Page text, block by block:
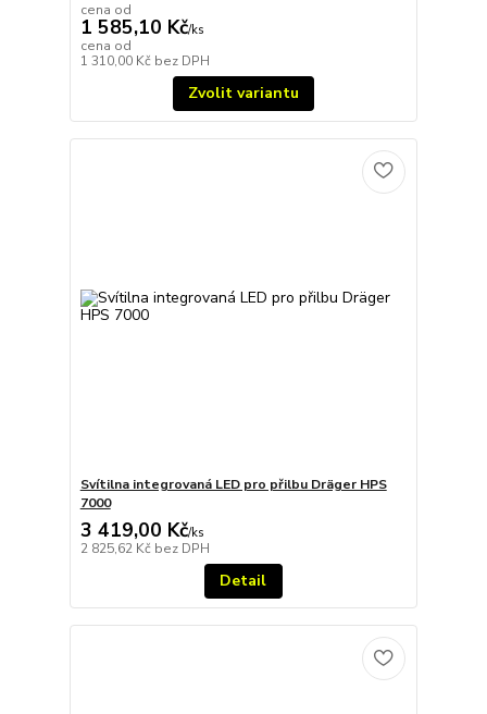
cena od
1 585,10 Kč/ks
cena od
1 310,00 Kč bez DPH
Zvolit variantu
Svítilna integrovaná LED pro přilbu Dräger HPS
7000
3 419,00 Kč/ks
2 825,62 Kč bez DPH
Detail